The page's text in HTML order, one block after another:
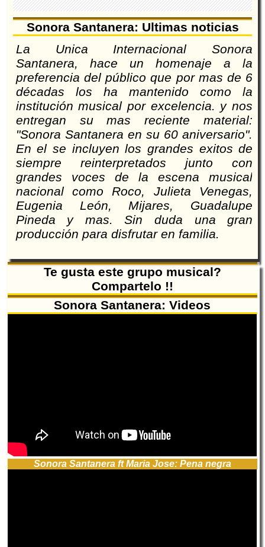
Sonora Santanera: Ultimas noticias
La Unica Internacional Sonora
Santanera, hace un homenaje a la
preferencia del público que por mas de 6
décadas los ha mantenido como la
institución musical por excelencia. y nos
entregan su mas reciente material:
"Sonora Santanera en su 60 aniversario".
En el se incluyen los grandes exitos de
siempre reinterpretados junto con
grandes voces de la escena musical
nacional como Roco, Julieta Venegas,
Eugenia León, Mijares, Guadalupe
Pineda y mas. Sin duda una gran
producción para disfrutar en familia.
Te gusta este grupo musical?
Compartelo !!
Sonora Santanera: Videos
Sonora Santanera ft Maria Jose: Pena negra